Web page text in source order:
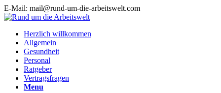
E-Mail: mail@rund-um-die-arbeitswelt.com
Herzlich willkommen
Allgemein
Gesundheit
Personal
Ratgeber
Vertragsfragen
Menu